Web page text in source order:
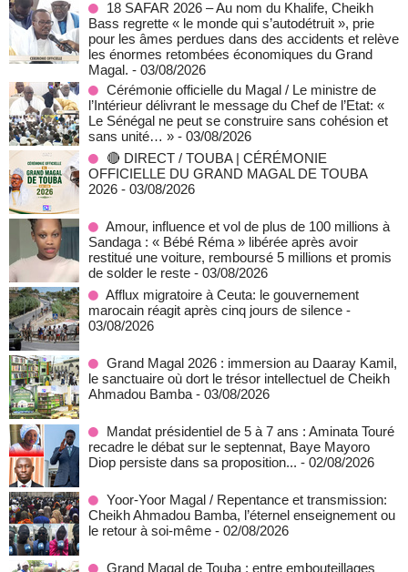
18 SAFAR 2026 – Au nom du Khalife, Cheikh
Bass regrette « le monde qui s’autodétruit », prie
pour les âmes perdues dans des accidents et relève
les énormes retombées économiques du Grand
Magal. - 03/08/2026
Cérémonie officielle du Magal / Le ministre de
l’Intérieur délivrant le message du Chef de l’Etat: «
Le Sénégal ne peut se construire sans cohésion et
sans unité… » - 03/08/2026
🔴 DIRECT / TOUBA | CÉRÉMONIE
OFFICIELLE DU GRAND MAGAL DE TOUBA
2026 - 03/08/2026
Amour, influence et vol de plus de 100 millions à
Sandaga : « Bébé Réma » libérée après avoir
restitué une voiture, remboursé 5 millions et promis
de solder le reste - 03/08/2026
Afflux migratoire à Ceuta: le gouvernement
marocain réagit après cinq jours de silence -
03/08/2026
Grand Magal 2026 : immersion au Daaray Kamil,
le sanctuaire où dort le trésor intellectuel de Cheikh
Ahmadou Bamba - 03/08/2026
Mandat présidentiel de 5 à 7 ans : Aminata Touré
recadre le débat sur le septennat, Baye Mayoro
Diop persiste dans sa proposition... - 02/08/2026
Yoor-Yoor Magal / Repentance et transmission:
Cheikh Ahmadou Bamba, l’éternel enseignement ou
le retour à soi-même - 02/08/2026
Grand Magal de Touba : entre embouteillages